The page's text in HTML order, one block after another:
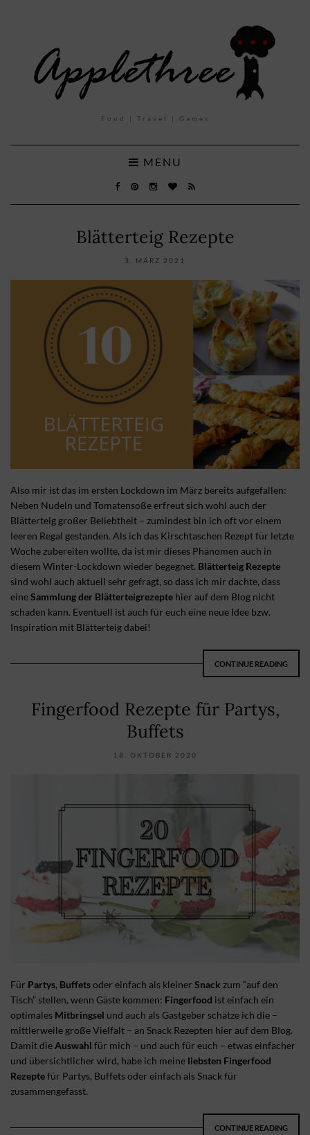
Food | Travel | Games
MENU
Blätterteig Rezepte
3. MÄRZ 2021
Also mir ist das im ersten Lockdown im März bereits aufgefallen:
Neben Nudeln und Tomatensoße erfreut sich wohl auch der
Blätterteig großer Beliebtheit – zumindest bin ich oft vor einem
leeren Regal gestanden. Als ich das Kirschtaschen Rezept für letzte
Woche zubereiten wollte, da ist mir dieses Phänomen auch in
diesem Winter-Lockdown wieder begegnet. Blätterteig Rezepte
sind wohl auch aktuell sehr gefragt, so dass ich mir dachte, dass
eineSammlung der Blätterteigrezepte hier auf dem Blog nicht
schaden kann. Eventuell ist auch für euch eine neue Idee bzw.
Inspiration mit Blätterteig dabei!
CONTINUE READING
Fingerfood Rezepte für Partys,
Buffets
18. OKTOBER 2020
Für Partys, Buffetsoder einfach als kleiner Snack zum “auf den
Tisch” stellen, wenn Gäste kommen: Fingerfood ist einfach ein
optimales Mitbringsel und auch als Gastgeber schätze ich die –
mittlerweile große Vielfalt – an Snack Rezepten hier auf dem Blog.
Damit dieAuswahl für mich – und auch für euch – etwas einfacher
und übersichtlicher wird, habe ich meine liebsten Fingerfood
Rezeptefür Partys, Buffets oder einfach als Snack für
zusammengefasst.
CONTINUE READING